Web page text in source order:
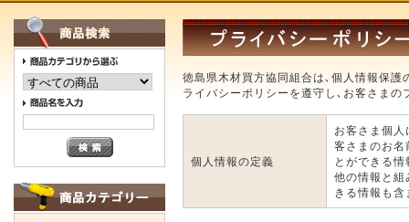
徳島県木材買方協同組合は､個人情報保
ライバシーポリシーを遵守し､お客さまの
個人情報の定義
お客さま個
客さまのお名
とができる
他の情報と組
きる情報も含